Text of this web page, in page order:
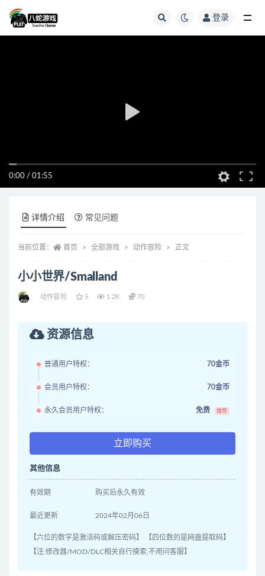
登录
0:00 / 01:55
详情介绍 常见问题
当前位置： 首页 全部游戏 动作冒险 正文
小小世界/Smalland
动作冒险 5 1.2K 70
资源信息
普通用户特权： 70金币
会员用户特权： 70金币
永久会员用户特权： 免费 推荐
立即购买
其他信息
有效期 购买后永久有效
最近更新 2024年02月06日
【六位的数字是激活码或解压密码】 【四位数的是网盘提取码】
【注:修改器/MOD/DLC相关自行摸索,不用问客服】